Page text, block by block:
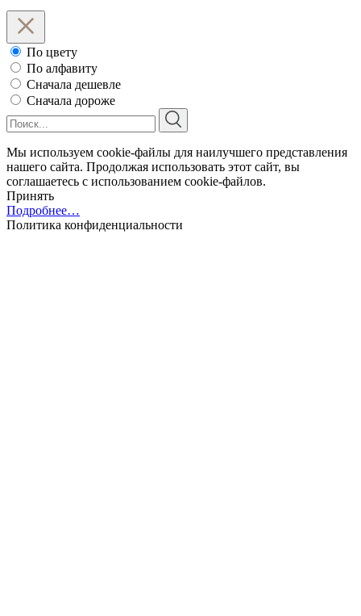
По цвету
По алфавиту
Сначала дешевле
Сначала дороже
Мы используем cookie-файлы для наилучшего представления
нашего сайта. Продолжая использовать этот сайт, вы
соглашаетесь с использованием cookie-файлов.
Принять
Подробнее…
Политика конфиденциальности